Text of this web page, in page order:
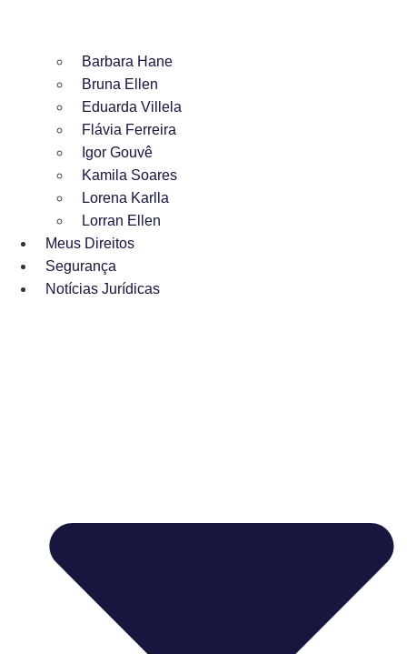
Barbara Hane
Bruna Ellen
Eduarda Villela
Flávia Ferreira
Igor Gouvê
Kamila Soares
Lorena Karlla
Lorran Ellen
Meus Direitos
Segurança
Notícias Jurídicas